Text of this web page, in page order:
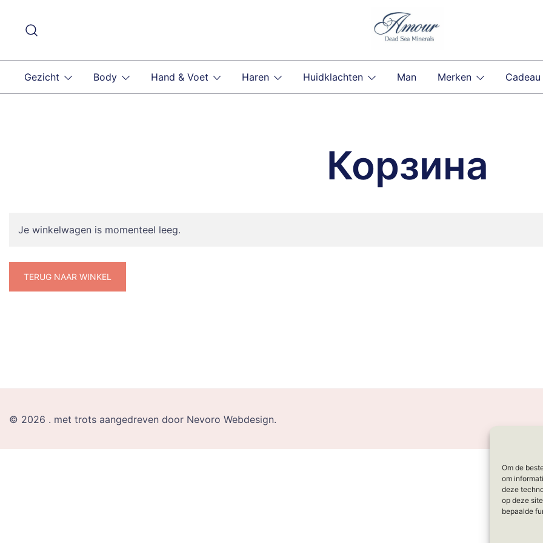
Om de
om
deze
op deze
bepaalde
Gezicht
Body Hand & Voet Haren Huidklachten Man Merken Cadeau
Корзина
Je winkelwagen is momenteel leeg.
TERUG NAAR WINKEL
© 2026 . met trots aangedreven door Nevoro Webdesign.